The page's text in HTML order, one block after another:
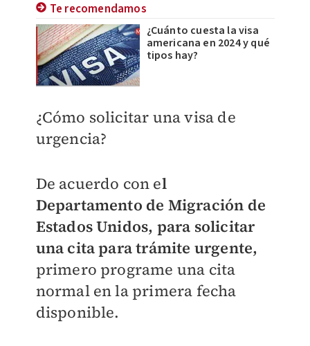
Te recomendamos
¿Cuánto cuesta la visa
americana en 2024 y qué
tipos hay?
¿Cómo solicitar una visa de
urgencia?
De acuerdo con el
Departamento de Migración de
Estados Unidos, para solicitar
una cita para trámite urgente,
primero programe una cita
normal en la primera fecha
disponible.